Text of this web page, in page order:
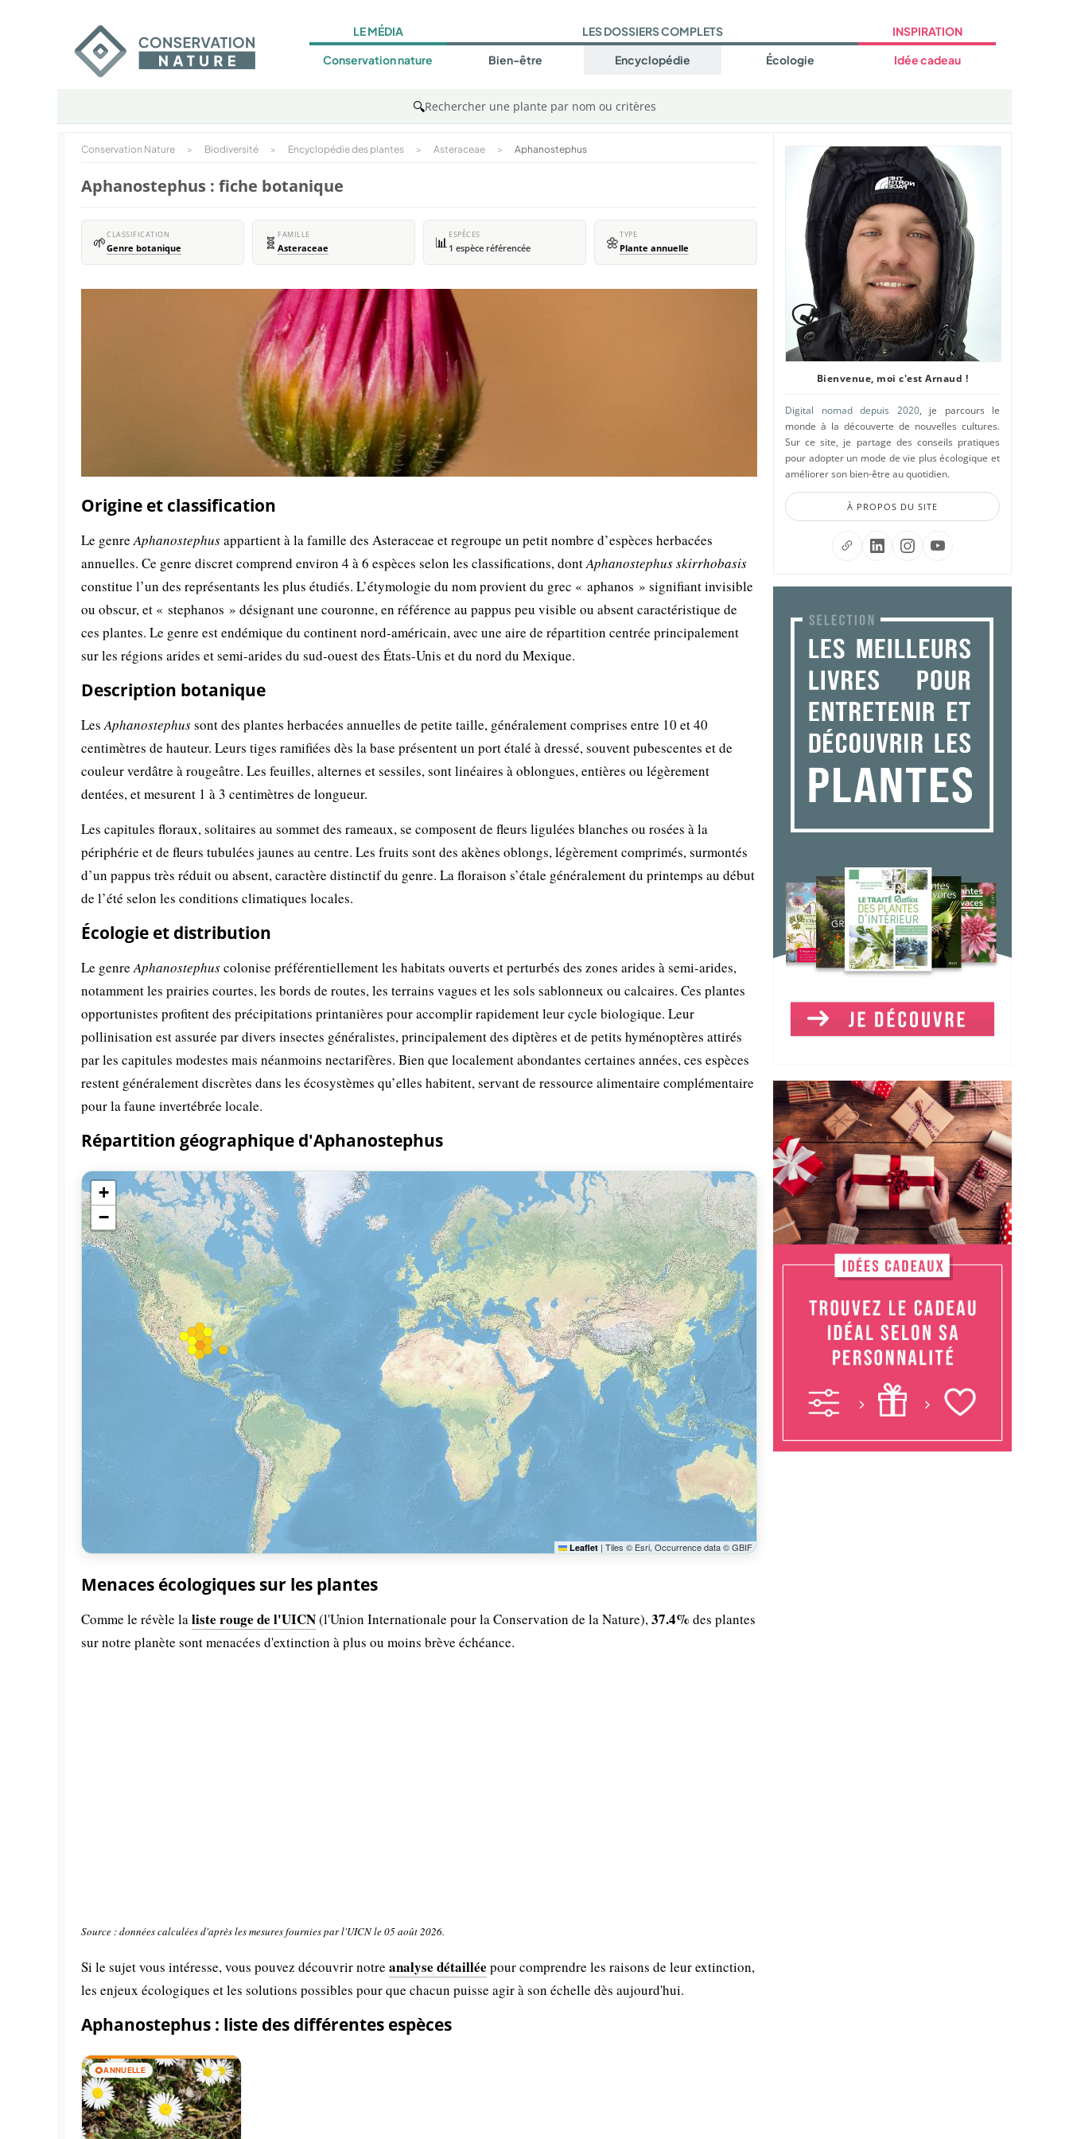
LE MÉDIA
Conservation nature
LES DOSSIERS COMPLETS
Bien-être Encyclopédie Écologie
INSPIRATION
Idée cadeau
🔍Rechercher une plante par nom ou critères
Conservation Nature > Biodiversité > Encyclopédie des plantes > Asteraceae > Aphanostephus
Aphanostephus : fiche botanique
🌱CLASSIFICATION
Genre botanique 🧬 FAMILLE
Asteraceae 📊 ESPÈCES
1 espèce référencée 🌼TYPE
Plante annuelle
Origine et classification
Le genreAphanostephusappartient à la famille des Asteraceae et regroupe un petit nombre d’espèces herbacées
annuelles. Ce genre discret comprend environ 4 à 6 espèces selon les classifications, dontAphanostephus skirrhobasis
constitue l’un des représentants les plus étudiés. L’étymologie du nom provient du grec « aphanos » signifiant invisible
ou obscur, et « stephanos » désignant une couronne, en référence au pappus peu visible ou absent caractéristique de
ces plantes. Le genre est endémique du continent nord-américain, avec une aire de répartition centrée principalement
sur les régions arides et semi-arides du sud-ouest des États-Unis et du nord du Mexique.
Description botanique
LesAphanostephussont des plantes herbacées annuelles de petite taille, généralement comprises entre 10 et 40
centimètres de hauteur. Leurs tiges ramifiées dès la base présentent un port étalé à dressé, souvent pubescentes et de
couleur verdâtre à rougeâtre. Les feuilles, alternes et sessiles, sont linéaires à oblongues, entières ou légèrement
dentées, et mesurent 1 à 3 centimètres de longueur.
Les capitules floraux, solitaires au sommet des rameaux, se composent de fleurs ligulées blanches ou rosées à la
périphérie et de fleurs tubulées jaunes au centre. Les fruits sont des akènes oblongs, légèrement comprimés, surmontés
d’un pappus très réduit ou absent, caractère distinctif du genre. La floraison s’étale généralement du printemps au début
de l’été selon les conditions climatiques locales.
Écologie et distribution
Le genreAphanostephuscolonise préférentiellement les habitats ouverts et perturbés des zones arides à semi-arides,
notamment les prairies courtes, les bords de routes, les terrains vagues et les sols sablonneux ou calcaires. Ces plantes
opportunistes profitent des précipitations printanières pour accomplir rapidement leur cycle biologique. Leur
pollinisation est assurée par divers insectes généralistes, principalement des diptères et de petits hyménoptères attirés
par les capitules modestes mais néanmoins nectarifères. Bien que localement abondantes certaines années, ces espèces
restent généralement discrètes dans les écosystèmes qu’elles habitent, servant de ressource alimentaire complémentaire
pour la faune invertébrée locale.
Répartition géographique d'Aphanostephus
+
−
Leaflet | Tiles © Esri, Occurrence data © GBIF
Menaces écologiques sur les plantes
Comme le révèle laliste rouge de l'UICN(l'Union Internationale pour la Conservation de la Nature),37.4% des plantes
sur notre planète sont menacées d'extinction à plus ou moins brève échéance.
Source : données calculées d'après les mesures fournies par l'UICN le 05 août 2026.
Si le sujet vous intéresse, vous pouvez découvrir notre analyse détaillée pour comprendre les raisons de leur extinction,
les enjeux écologiques et les solutions possibles pour que chacun puisse agir à son échelle dès aujourd'hui.
Aphanostephus : liste des différentes espèces
🌻ANNUELLE
Bienvenue, moi c'est Arnaud !
Digital nomad depuis 2020, je parcours le
monde à la découverte de nouvelles cultures.
Sur ce site, je partage des conseils pratiques
pour adopter un mode de vie plus écologique et
améliorer son bien-être au quotidien.
À PROPOS DU SITE